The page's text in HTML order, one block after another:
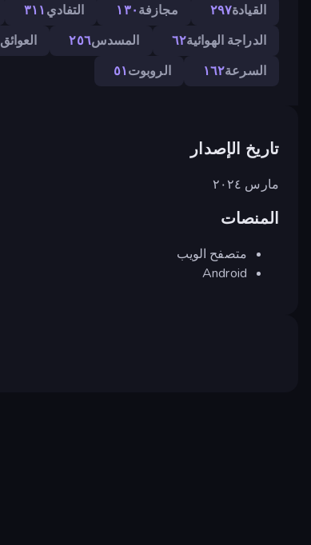
القيادة٢٩٧ مجازفة١٣٠ التفادي٣١١
الدراجة الهوائية٦٢ المسدس٢٥٦ العوائق
السرعة١٦٢ الروبوت٥١
تاريخ الإصدار
مارس ٢٠٢٤
المنصات
متصفح الويب
Android